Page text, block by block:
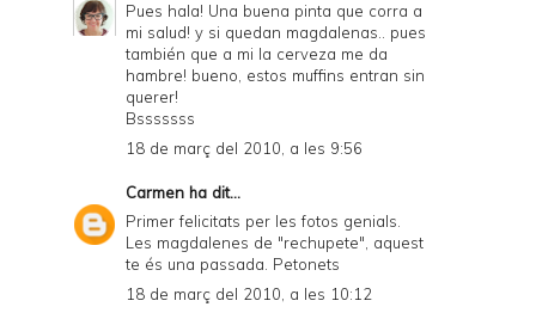
Pues hala! Una buena pinta que corra a
mi salud! y si quedan magdalenas.. pues
también que a mi la cerveza me da
hambre! bueno, estos muffins entran sin
querer!
Bsssssss
18 de març del 2010, a les 9:56
Carmen ha dit...
Primer felicitats per les fotos genials.
Les magdalenes de "rechupete", aquest
te és una passada. Petonets
18 de març del 2010, a les 10:12